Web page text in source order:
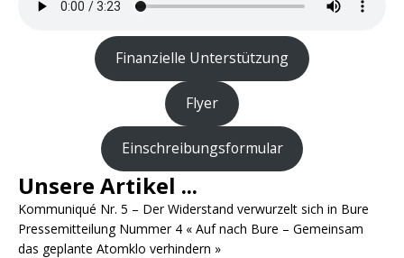
Finanzielle Unterstützung
Flyer
Einschreibungsformular
Unsere Artikel ...
Kommuniqué Nr. 5 – Der Widerstand verwurzelt sich in Bure
Pressemitteilung Nummer 4 « Auf nach Bure – Gemeinsam
das geplante Atomklo verhindern »